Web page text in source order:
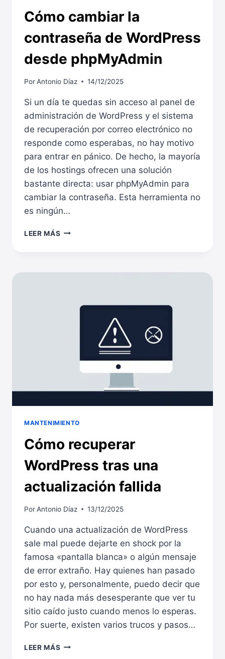
Cómo cambiar la
contraseña de WordPress
desde phpMyAdmin
PorAntonio Díaz 14/12/2025
Si un día te quedas sin acceso al panel de
administración de WordPress y el sistema
de recuperación por correo electrónico no
responde como esperabas, no hay motivo
para entrar en pánico. De hecho, la mayoría
de los hostings ofrecen una solución
bastante directa: usar phpMyAdmin para
cambiar la contraseña. Esta herramienta no
es ningún…
LEER MÁS CÓMO
DE
PHPMYADMIN
MANTENIMIENTO
Cómo recuperar
WordPress tras una
actualización fallida
PorAntonio Díaz 13/12/2025
Cuando una actualización de WordPress
sale mal puede dejarte en shock por la
famosa «pantalla blanca» o algún mensaje
de error extraño. Hay quienes han pasado
por esto y, personalmente, puedo decir que
no hay nada más desesperante que ver tu
sitio caído justo cuando menos lo esperas.
Por suerte, existen varios trucos y pasos…
LEER MÁS CÓMO